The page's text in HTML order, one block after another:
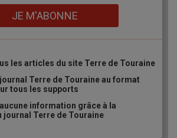
JE M'ABONNE
les articles du site Terre de Touraine
Terre de Touraine au format
tous les supports
information grâce à la
journal Terre de Touraine